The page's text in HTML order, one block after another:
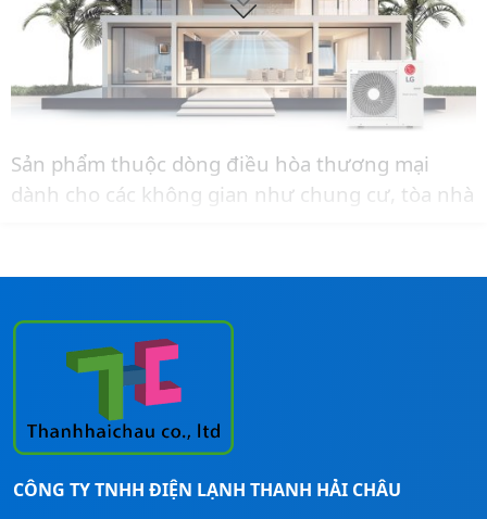
Sản phẩm thuộc dòng điều hòa thương mại
dành cho các không gian như chung cư, tòa nhà
tư vấn thêm và báo giá lắp đặt cho công trình.
CÔNG TY TNHH ĐIỆN LẠNH THANH HẢI CHÂU